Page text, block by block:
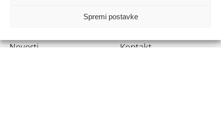
Spremi postavke
Prenošenje sadržaja dopušteno je uz navođenje izvora.
Novosti
Kontakt